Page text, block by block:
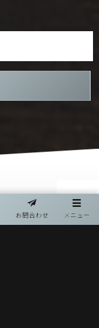
メニュー
お問合わせ